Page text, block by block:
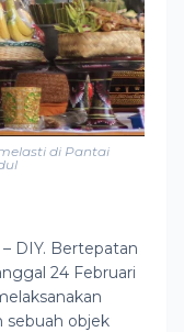
di Pantai
DIY. Bertepatan
24 Februari
sebuah objek